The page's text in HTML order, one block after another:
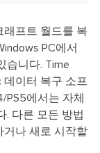
래프트 월드를 복
PC에서
습니다. Time
데이터 복구 소프
PS5에서는 자체
. 다른 모든 방법
거나 새로 시작할